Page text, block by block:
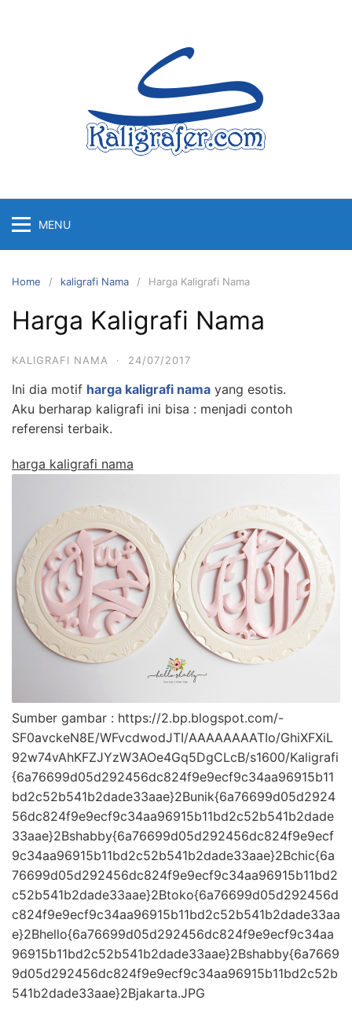
MENU
Home kaligrafi Nama Harga Kaligrafi Nama
Harga Kaligrafi Nama
KALIGRAFI NAMA · 24/07/2017
Ini dia motif harga kaligrafi nama yang esotis.
Aku berharap kaligrafi ini bisa : menjadi contoh
referensi terbaik.
harga kaligrafi nama
Sumber gambar : https://2.bp.blogspot.com/-
SF0avckeN8E/WFvcdwodJTI/AAAAAAAATIo/GhiXFXiL
92w74vAhKFZJYzW3AOe4Gq5DgCLcB/s1600/Kaligrafi
{6a76699d05d292456dc824f9e9ecf9c34aa96915b11
bd2c52b541b2dade33aae}2Bunik{6a76699d05d2924
56dc824f9e9ecf9c34aa96915b11bd2c52b541b2dade
33aae}2Bshabby{6a76699d05d292456dc824f9e9ecf
9c34aa96915b11bd2c52b541b2dade33aae}2Bchic{6a
76699d05d292456dc824f9e9ecf9c34aa96915b11bd2
c52b541b2dade33aae}2Btoko{6a76699d05d292456d
c824f9e9ecf9c34aa96915b11bd2c52b541b2dade33aa
e}2Bhello{6a76699d05d292456dc824f9e9ecf9c34aa
96915b11bd2c52b541b2dade33aae}2Bshabby{6a7669
9d05d292456dc824f9e9ecf9c34aa96915b11bd2c52b
541b2dade33aae}2Bjakarta.JPG